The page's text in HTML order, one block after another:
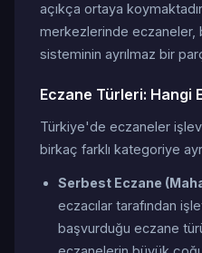
açıkça ortaya
merkezlerinde eczaneler,
sisteminin ayrılmaz bir
Eczane Türleri: Hangi
Türkiye'de eczaneler işlev
birkaç farklı kategoriye
Serbest Eczane
eczacılar tarafından
başvurduğu eczane